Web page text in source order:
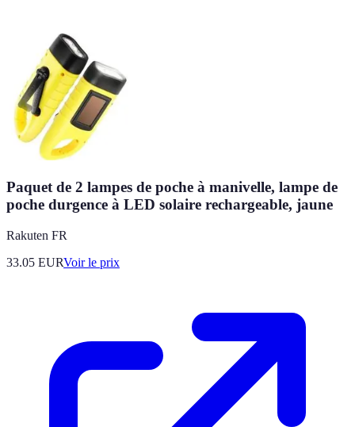
Paquet de 2 lampes de poche à manivelle, lampe de
poche durgence à LED solaire rechargeable, jaune
Rakuten FR
33.05 EURVoir le prix